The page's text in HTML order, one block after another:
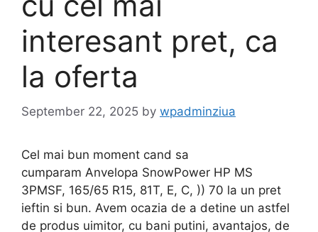
interesant pret, ca
la oferta
September 22, 2025 by wpadminziua
Cel mai bun moment cand sa
cumparam Anvelopa SnowPower HP MS
3PMSF, 165/65 R15, 81T, E, C, )) 70 la un pret
ieftin si bun. Avem ocazia de a detine un astfel
de produs uimitor, cu bani putini, avantajos, de